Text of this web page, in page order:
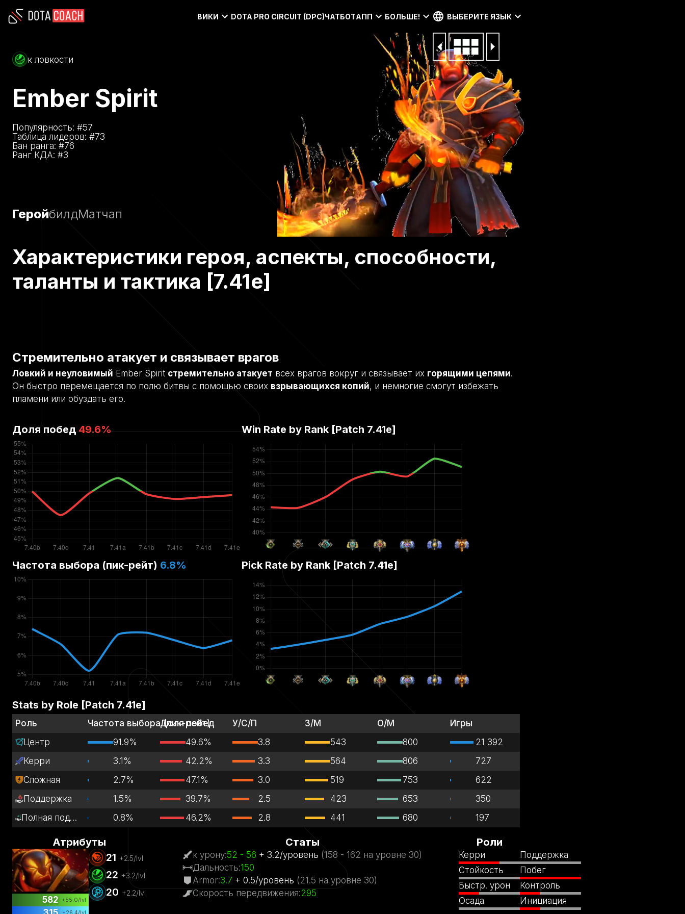
ВИКИ DOTA PRO CIRCUIT (DPC)ЧАТБОТАПП БОЛЬШЕ! ВЫБЕРИТЕ ЯЗЫК
к ловкости
Ember Spirit
Популярность: #57
Таблица лидеров: #73
Бан ранга: #76
Ранг КДА: #3
ГеройбилдМатчап
Характеристики героя, аспекты, способности,
таланты и тактика [7.41e]
Стремительно атакует и связывает врагов
Ловкий и неуловимый Ember Spirit стремительно атакует всех врагов вокруг и связывает их горящими цепями.
Он быстро перемещается по полю битвы с помощью своих взрывающихся копий, и немногие смогут избежать
пламени или обуздать его.
Доля побед49.6% Win Rate by Rank [Patch 7.41e]
Частота выбора (пик-рейт) 6.8% Pick Rate by Rank [Patch 7.41e]
Stats by Role [Patch 7.41e]
Роль Частота выбора (пик-рейт)
Доля побед У/С/П З/М О/М
Игры
Центр
91.9% 49.6% 3.8 543 800
21 392
Керри
3.1% 42.2% 3.3 564 806
727
Сложная
2.7% 47.1% 3.0 519 753
622
Поддержка
1.5% 39.7% 2.5 423 653
350
Полная поддержка
0.8% 46.2% 2.8 441 680 197
Атрибуты
582 +55.0/lvl
21 +2.5/lvl
22 +3.2/lvl
20 +2.2/lvl
Статы
к урону:52 - 56 + 3.2/уровень (158 - 162 на уровне 30)
Дальность:150
Armor:3.7 + 0.5/уровень (21.5 на уровне 30)
Скорость передвижения:295
Роли
Керри
Стойкость
Быстр. урон
Осада
Поддержка
Побег
Контроль
Инициация